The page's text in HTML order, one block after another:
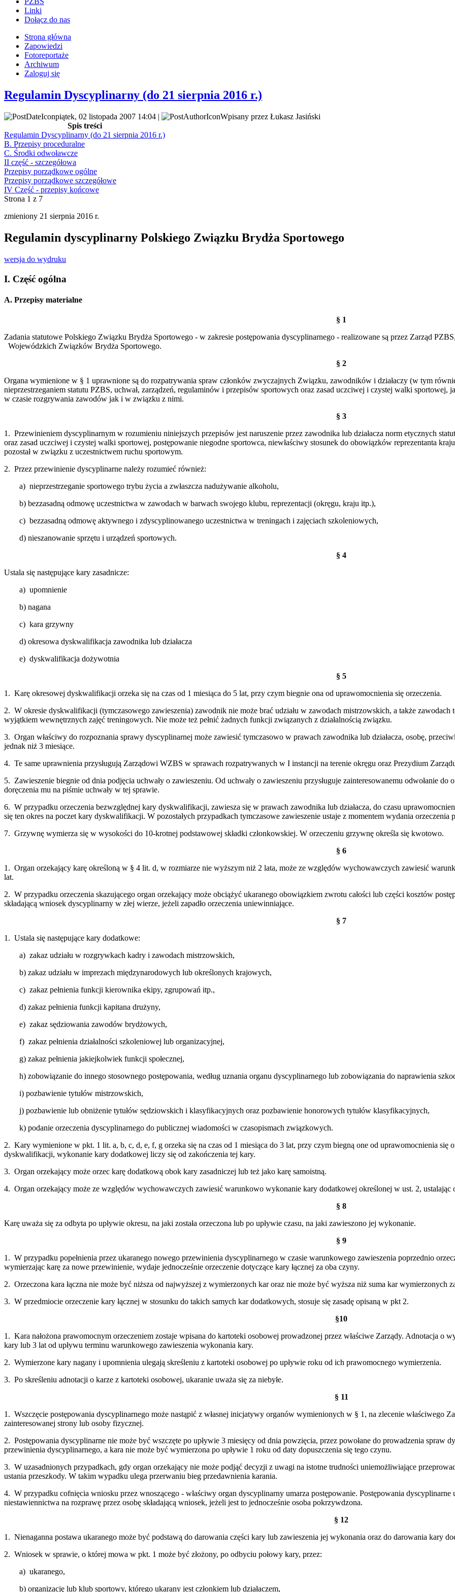
Linki
Dołącz do nas
Strona główna
Zapowiedzi
Fotoreportaże
Archiwum
Zaloguj się
Regulamin Dyscyplinarny (do 21 sierpnia 2016 r.)
piątek, 02 listopada 2007 14:04 |
Wpisany przez Łukasz Jasiński
Spis treści
Regulamin Dyscyplinarny (do 21 sierpnia 2016 r.)
B. Przepisy proceduralne
C. Środki odwoławcze
II część - szczegółowa
Przepisy porządkowe ogólne
Przepisy porządkowe szczegółowe
IV Część - przepisy końcowe
Strona 1 z 7
zmieniony 21 sierpnia 2016 r.
Regulamin dyscyplinarny Polskiego Związku Brydża Sportowego
wersja do wydruku
I. Część ogólna
A. Przepisy materialne
§ 1
Zadania statutowe Polskiego Związku Brydża Sportowego - w zakresie postępowania dyscyplinarnego - realizowane są przez
Wojewódzkich Związków Brydża Sportowego.
§ 2
Organa wymienione w § 1 uprawnione są do rozpatrywania spraw członków zwyczajnych Związku, zawodników i działaczy (w tym
nieprzestrzeganiem statutu PZBS, uchwał, zarządzeń, regulaminów i przepisów sportowych oraz zasad uczciwej i czystej walki
w czasie rozgrywania zawodów jak i w związku z nimi.
§ 3
1. Przewinieniem dyscyplinarnym w rozumieniu niniejszych przepisów jest naruszenie przez zawodnika lub działacza norm etycznych
oraz zasad uczciwej i czystej walki sportowej, postępowanie niegodne sportowca, niewłaściwy stosunek do obowiązków reprezentanta
pozostał w związku z uczestnictwem ruchu sportowym.
2. Przez przewinienie dyscyplinarne należy rozumieć również:
a) nieprzestrzeganie sportowego trybu życia a zwłaszcza nadużywanie alkoholu,
b) bezzasadną odmowę uczestnictwa w zawodach w barwach swojego klubu, reprezentacji (okręgu, kraju itp.),
c) bezzasadną odmowę aktywnego i zdyscyplinowanego uczestnictwa w treningach i zajęciach szkoleniowych,
d) nieszanowanie sprzętu i urządzeń sportowych.
§ 4
Ustala się następujące kary zasadnicze:
a) upomnienie
b) nagana
c) kara grzywny
d) okresowa dyskwalifikacja zawodnika lub działacza
e) dyskwalifikacja dożywotnia
§ 5
1. Karę okresowej dyskwalifikacji orzeka się na czas od 1 miesiąca do 5 lat, przy czym biegnie ona od uprawomocnienia się orzeczenia.
2. W okresie dyskwalifikacji (tymczasowego zawieszenia) zawodnik nie może brać udziału w zawodach mistrzowskich, a także
wyjątkiem wewnętrznych zajęć treningowych. Nie może też pełnić żadnych funkcji związanych z działalnością związku.
3. Organ właściwy do rozpoznania sprawy dyscyplinarnej może zawiesić tymczasowo w prawach zawodnika lub działacza, osobę,
jednak niż 3 miesiące.
4. Te same uprawnienia przysługują Zarządowi WZBS w sprawach rozpatrywanych w I instancji na terenie okręgu oraz Prezydium
5. Zawieszenie biegnie od dnia podjęcia uchwały o zawieszeniu. Od uchwały o zawieszeniu przysługuje zainteresowanemu odwołanie
doręczenia mu na piśmie uchwały w tej sprawie.
6. W przypadku orzeczenia bezwzględnej kary dyskwalifikacji, zawiesza się w prawach zawodnika lub działacza, do czasu
się ten okres na poczet kary dyskwalifikacji. W pozostałych przypadkach tymczasowe zawieszenie ustaje z momentem wydania orzeczenia
7. Grzywnę wymierza się w wysokości do 10-krotnej podstawowej składki członkowskiej. W orzeczeniu grzywnę określa się kwotowo.
§ 6
1. Organ orzekający karę określoną w § 4 lit. d, w rozmiarze nie wyższym niż 2 lata, może ze względów wychowawczych zawiesić
lat.
2. W przypadku orzeczenia skazującego organ orzekający może obciążyć ukaranego obowiązkiem zwrotu całości lub części kosztów
składającą wniosek dyscyplinarny w złej wierze, jeżeli zapadło orzeczenia uniewinniające.
§ 7
1. Ustala się następujące kary dodatkowe:
a) zakaz udziału w rozgrywkach kadry i zawodach mistrzowskich,
b) zakaz udziału w imprezach międzynarodowych lub określonych krajowych,
c) zakaz pełnienia funkcji kierownika ekipy, zgrupowań itp.,
d) zakaz pełnienia funkcji kapitana drużyny,
e) zakaz sędziowania zawodów brydżowych,
f) zakaz pełnienia działalności szkoleniowej lub organizacyjnej,
g) zakaz pełnienia jakiejkolwiek funkcji społecznej,
h) zobowiązanie do innego stosownego postępowania, według uznania organu dyscyplinarnego lub zobowiązania do naprawienia
i) pozbawienie tytułów mistrzowskich,
j) pozbawienie lub obniżenie tytułów sędziowskich i klasyfikacyjnych oraz pozbawienie honorowych tytułów klasyfikacyjnych,
k) podanie orzeczenia dyscyplinarnego do publicznej wiadomości w czasopismach związkowych.
2. Kary wymienione w pkt. 1 lit. a, b, c, d, e, f, g orzeka się na czas od 1 miesiąca do 3 lat, przy czym biegną one od uprawomocnienia się
dyskwalifikacji, wykonanie kary dodatkowej liczy się od zakończenia tej kary.
3. Organ orzekający może orzec karę dodatkową obok kary zasadniczej lub też jako karę samoistną.
4. Organ orzekający może ze względów wychowawczych zawiesić warunkowo wykonanie kary dodatkowej określonej w ust. 2, ustalając
§ 8
Karę uważa się za odbyta po upływie okresu, na jaki została orzeczona lub po upływie czasu, na jaki zawieszono jej wykonanie.
§ 9
1. W przypadku popełnienia przez ukaranego nowego przewinienia dyscyplinarnego w czasie warunkowego zawieszenia poprzednio
wymierzając karę za nowe przewinienie, wydaje jednocześnie orzeczenie dotyczące kary łącznej za oba czyny.
2. Orzeczona kara łączna nie może być niższa od najwyższej z wymierzonych kar oraz nie może być wyższa niż suma kar wymierzonych
3. W przedmiocie orzeczenie kary łącznej w stosunku do takich samych kar dodatkowych, stosuje się zasadę opisaną w pkt 2.
§10
1. Kara nałożona prawomocnym orzeczeniem zostaje wpisana do kartoteki osobowej prowadzonej przez właściwe Zarządy. Adnotacja o
kary lub 3 lat od upływu terminu warunkowego zawieszenia wykonania kary.
2. Wymierzone kary nagany i upomnienia ulegają skreśleniu z kartoteki osobowej po upływie roku od ich prawomocnego wymierzenia.
3. Po skreśleniu adnotacji o karze z kartoteki osobowej, ukaranie uważa się za niebyłe.
§ 11
1. Wszczęcie postępowania dyscyplinarnego może nastąpić z własnej inicjatywy organów wymienionych w § 1, na zlecenie właściwego
zainteresowanej strony lub osoby fizycznej.
2. Postępowania dyscyplinarne nie może być wszczęte po upływie 3 miesięcy od dnia powzięcia, przez powołane do prowadzenia spraw
przewinienia dyscyplinarnego, a kara nie może być wymierzona po upływie 1 roku od daty dopuszczenia się tego czynu.
3. W uzasadnionych przypadkach, gdy organ orzekający nie może podjąć decyzji z uwagi na istotne trudności uniemożliwiające
ustania przeszkody. W takim wypadku ulega przerwaniu bieg przedawnienia karania.
4. W przypadku cofnięcia wniosku przez wnoszącego - właściwy organ dyscyplinarny umarza postępowanie. Postępowania
niestawiennictwa na rozprawę przez osobę składającą wniosek, jeżeli jest to jednocześnie osoba pokrzywdzona.
§ 12
1. Nienaganna postawa ukaranego może być podstawą do darowania części kary lub zawieszenia jej wykonania oraz do darowania kary
2. Wniosek w sprawie, o której mowa w pkt. 1 może być złożony, po odbyciu połowy kary, przez:
a) ukaranego,
b) organizację lub klub sportowy, którego ukarany jest członkiem lub działaczem,